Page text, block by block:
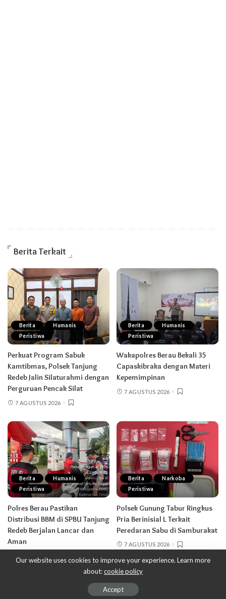
Berita Terkait
Berita
Humanis
Peristiwa
Perkuat Program Sabuk
Kamtibmas, Polsek Tanjung
Redeb Jalin Silaturahmi dengan
Perguruan Pencak Silat
7 AGUSTUS 2026
Berita
Humanis
Peristiwa
Wakapolres Berau Bekali 35
Capaskibraka dengan Materi
Kepemimpinan
7 AGUSTUS 2026
Berita
Humanis
Peristiwa
Polres Berau Pastikan
Distribusi BBM di SPBU Tanjung
Redeb Berjalan Lancar dan
Aman
Berita
Narkoba
Peristiwa
Polsek Gunung Tabur Ringkus
Pria Berinisial L Terkait
Peredaran Sabu di Samburakat
7 AGUSTUS 2026
© 2021-Polres Berau
Our website uses cookies to improve your experience. Learn more
about:cookie policy
Accept